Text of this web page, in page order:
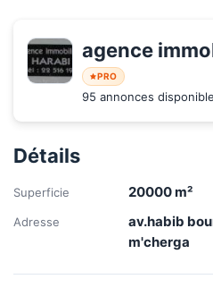
agence
PRO
95 annonces
Détails
Superficie 20000m²
Adresse
av.habib
m'cherga